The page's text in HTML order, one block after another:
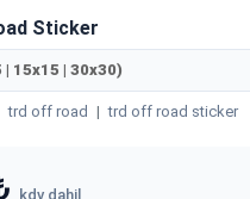
Sticker
15x15 | 30x30)
trd off road | trd off road sticker
kdv dahil